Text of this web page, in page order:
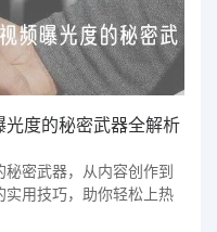
度的秘密武器全解析
密武器，从内容创作到
实用技巧，助你轻松上热